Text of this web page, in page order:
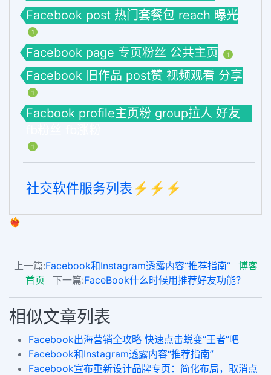
Facebook post 热门套餐包 reach 曝光
1
Facebook page 专页粉丝 公共主页 1
Facebook 旧作品 post赞 视频观看 分享
1
Facbook profile主页粉 group拉人 好友
1
社交软件服务列表⚡️⚡️⚡️
❤️‍🔥
上一篇:Facebook和Instagram透露内容“推荐指南”
博客
首页
下一篇:FaceBook什么时候用推荐好友功能？
相似文章列表
Facebook出海营销全攻略 快速点击蜕变“王者”吧
Facebook和Instagram透露内容“推荐指南”
Facebook宣布重新设计品牌专页：简化布局，取消点